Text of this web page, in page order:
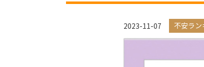
2023-11-07 不安ラ